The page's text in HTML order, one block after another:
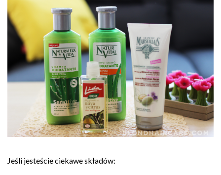
Jeśli jesteście ciekawe składów: